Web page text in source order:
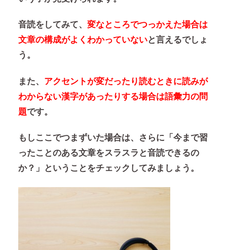
音読をしてみて、 変なところでつっかえた場合は
文章の構成がよくわかっていないと言えるでしょ
う。
また、 アクセントが変だったり読むときに読みが
わからない漢字があったりする場合は語彙力の問
題です。
もしここでつまずいた場合は、さらに 「今まで習
ったことのある文章をスラスラと音読できるの
か？」
ということをチェックしてみましょう。